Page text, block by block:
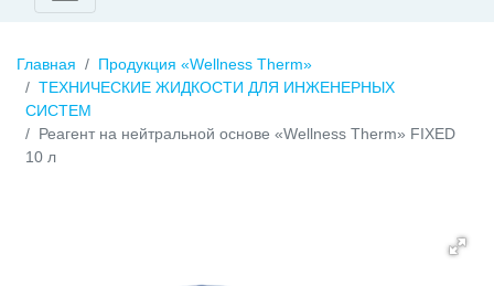
Главная
Продукция «Wellness Therm»
ТЕХНИЧЕСКИЕ ЖИДКОСТИ ДЛЯ ИНЖЕНЕРНЫХ
СИСТЕМ
Реагент на нейтральной основе «Wellness Therm» FIXED
10 л